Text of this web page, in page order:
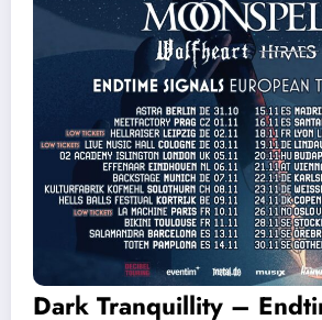
Dark Tranquillity –